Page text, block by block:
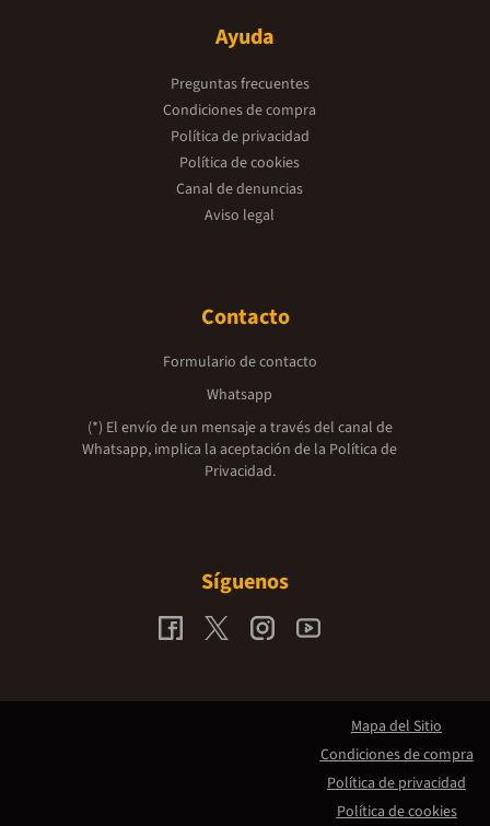
Ayuda
Preguntas frecuentes
Condiciones de compra
Política de privacidad
Política de cookies
Canal de denuncias
Aviso legal
Contacto
Formulario de contacto
Whatsapp
(*) El envío de un mensaje a través del canal de
Whatsapp, implica la aceptación de la Política de
Privacidad.
Síguenos
Mapa del Sitio
Condiciones de compra
Política de privacidad
Política de cookies